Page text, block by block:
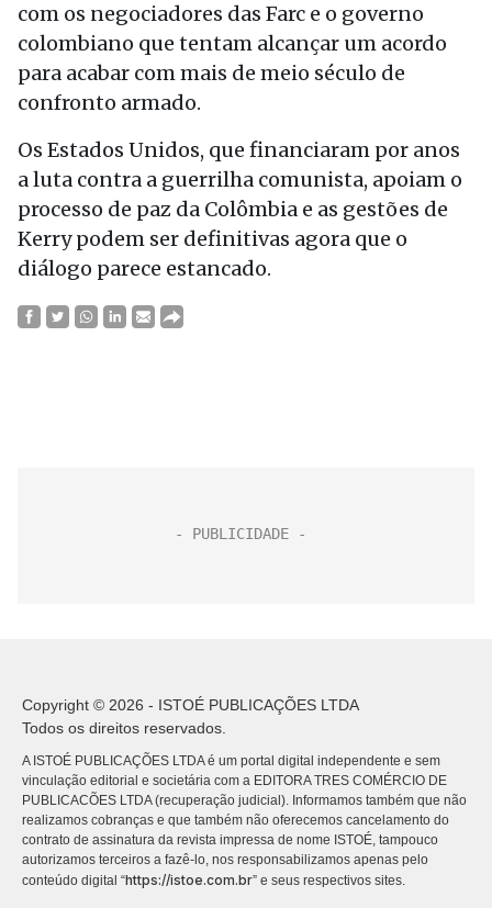
com os negociadores das Farc e o governo
colombiano que tentam alcançar um acordo
para acabar com mais de meio século de
confronto armado.
Os Estados Unidos, que financiaram por anos
a luta contra a guerrilha comunista, apoiam o
processo de paz da Colômbia e as gestões de
Kerry podem ser definitivas agora que o
diálogo parece estancado.
Copyright © 2026 - ISTOÉ PUBLICAÇÕES LTDA
Todos os direitos reservados.
A ISTOÉ PUBLICAÇÕES LTDA é um portal digital independente e sem
vinculação editorial e societária com a EDITORA TRES COMÉRCIO DE
PUBLICACÕES LTDA (recuperação judicial). Informamos também que não
realizamos cobranças e que também não oferecemos cancelamento do
contrato de assinatura da revista impressa de nome ISTOÉ, tampouco
autorizamos terceiros a fazê-lo, nos responsabilizamos apenas pelo
conteúdo digital “https://istoe.com.br” e seus respectivos sites.